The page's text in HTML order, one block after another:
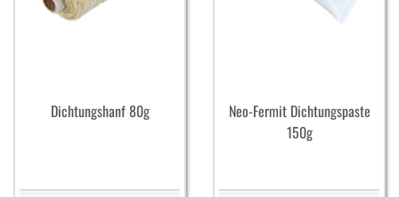
Dichtungshanf 80g
Neo-Fermit Dichtungspaste
150g